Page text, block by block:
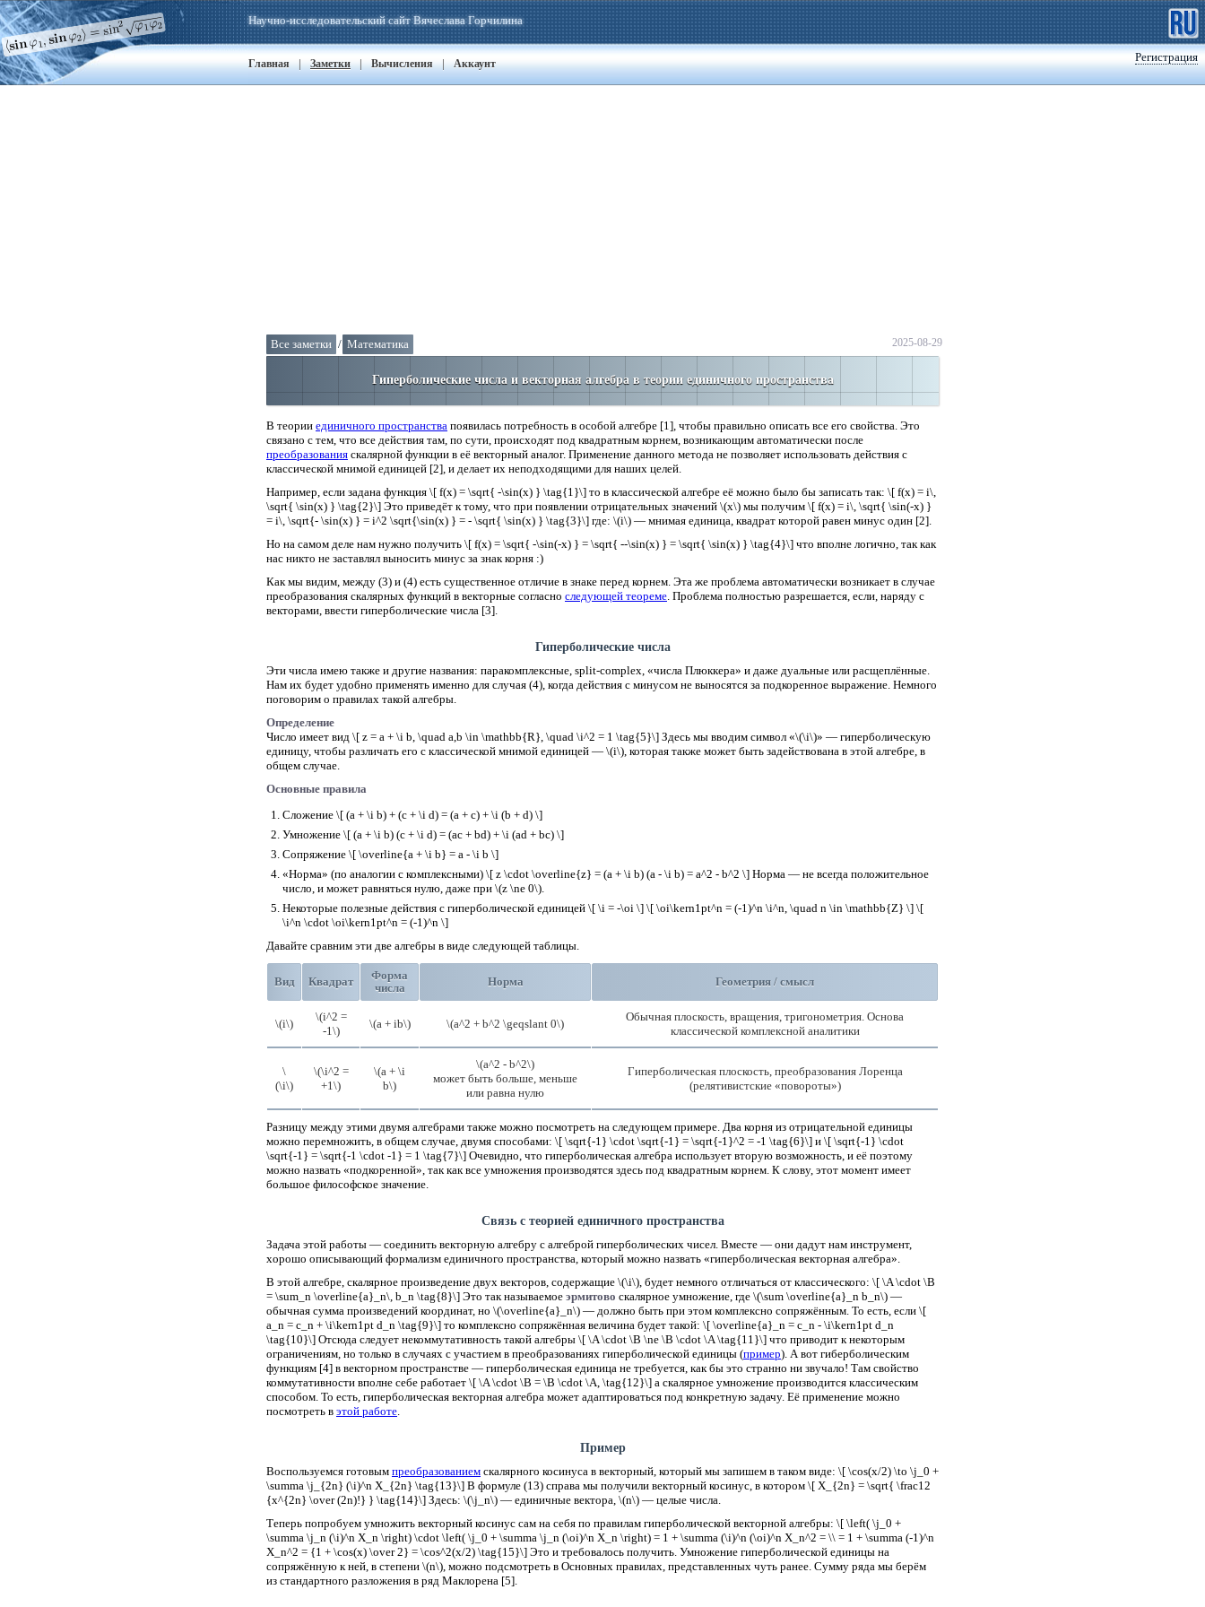
Регистрация
Научно-исследовательский сайт Вячеслава Горчилина
Главная | Заметки | Вычисления | Аккаунт
2025-08-29
Все заметки / Математика
Гиперболические числа и векторная алгебра в теории единичного пространства
В теории единичного пространства появилась потребность в особой алгебре [1], чтобы правильно описать все его свойства. Это
связано с тем, что все действия там, по сути, происходят под квадратным корнем, возникающим автоматически после
преобразования скалярной функции в её векторный аналог. Применение данного метода не позволяет использовать действия с
классической мнимой единицей [2], и делает их неподходящими для наших целей.
Например, если задана функция \[ f(x) = \sqrt{ -\sin(x) } \tag{1}\] то в классической алгебре её можно было бы записать так: \[ f(x) = i\,
\sqrt{ \sin(x) } \tag{2}\] Это приведёт к тому, что при появлении отрицательных значений \(x\) мы получим \[ f(x) = i\, \sqrt{ \sin(-x) }
= i\, \sqrt{- \sin(x) } = i^2 \sqrt{\sin(x) } = - \sqrt{ \sin(x) } \tag{3}\] где: \(i\) — мнимая единица, квадрат которой равен минус один [2].
Но на самом деле нам нужно получить \[ f(x) = \sqrt{ -\sin(-x) } = \sqrt{ --\sin(x) } = \sqrt{ \sin(x) } \tag{4}\] что вполне логично, так как
нас никто не заставлял выносить минус за знак корня :)
Как мы видим, между (3) и (4) есть существенное отличие в знаке перед корнем. Эта же проблема автоматически возникает в случае
преобразования скалярных функций в векторные согласно следующей теореме . Проблема полностью разрешается, если, наряду с
векторами, ввести гиперболические числа [3].
Гиперболические числа
Эти числа имею также и другие названия: паракомплексные, split-complex, «числа Плюккера» и даже дуальные или расщеплённые.
Нам их будет удобно применять именно для случая (4), когда действия с минусом не выносятся за подкоренное выражение. Немного
поговорим о правилах такой алгебры.
Определение
Число имеет вид \[ z = a + \i b, \quad a,b \in \mathbb{R}, \quad \i^2 = 1 \tag{5}\] Здесь мы вводим символ «\(\i\)» — гиперболическую
единицу, чтобы различать его с классической мнимой единицей — \(i\), которая также может быть задействована в этой алгебре, в
общем случае.
Основные правила
Сложение \[ (a + \i b) + (c + \i d) = (a + c) + \i (b + d) \]
Умножение \[ (a + \i b) (c + \i d) = (ac + bd) + \i (ad + bc) \]
Сопряжение \[ \overline{a + \i b} = a - \i b \]
«Норма» (по аналогии с комплексными) \[ z \cdot \overline{z} = (a + \i b) (a - \i b) = a^2 - b^2 \] Норма — не всегда положительное
число, и может равняться нулю, даже при \(z \ne 0\).
Некоторые полезные действия с гиперболической единицей \[ \i = -\oi \] \[ \oi\kern1pt^n = (-1)^n \i^n, \quad n \in \mathbb{Z} \] \[
\i^n \cdot \oi\kern1pt^n = (-1)^n \]
Давайте сравним эти две алгебры в виде следующей таблицы.
Вид Квадрат
Форма
числа
Норма Геометрия / смысл
\(i\)
\(i^2 =
-1\)
\(a + ib\) \(a^2 + b^2 \geqslant 0\)
Обычная плоскость, вращения, тригонометрия. Основа
классической комплексной аналитики
\
(\i\)
\(\i^2 =
+1\)
\(a + \i
b\)
\(a^2 - b^2\)
может быть больше, меньше
или равна нулю
Гиперболическая плоскость, преобразования Лоренца
(релятивистские «повороты»)
Разницу между этими двумя алгебрами также можно посмотреть на следующем примере. Два корня из отрицательной единицы
можно перемножить, в общем случае, двумя способами: \[ \sqrt{-1} \cdot \sqrt{-1} = \sqrt{-1}^2 = -1 \tag{6}\] и \[ \sqrt{-1} \cdot
\sqrt{-1} = \sqrt{-1 \cdot -1} = 1 \tag{7}\] Очевидно, что гиперболическая алгебра использует вторую возможность, и её поэтому
можно назвать «подкоренной», так как все умножения производятся здесь под квадратным корнем. К слову, этот момент имеет
большое философское значение.
Связь с теорией единичного пространства
Задача этой работы — соединить векторную алгебру с алгеброй гиперболических чисел. Вместе — они дадут нам инструмент,
хорошо описывающий формализм единичного пространства, который можно назвать «гиперболическая векторная алгебра».
В этой алгебре, скалярное произведение двух векторов, содержащие \(\i\), будет немного отличаться от классического: \[ \A \cdot \B
= \sum_n \overline{a}_n\, b_n \tag{8}\] Это так называемое эрмитово скалярное умножение, где \(\sum \overline{a}_n b_n\) —
обычная сумма произведений координат, но \(\overline{a}_n\) — должно быть при этом комплексно сопряжённым. То есть, если \[
a_n = c_n + \i\kern1pt d_n \tag{9}\] то комплексно сопряжённая величина будет такой: \[ \overline{a}_n = c_n - \i\kern1pt d_n
\tag{10}\] Отсюда следует некоммутативность такой алгебры \[ \A \cdot \B \ne \B \cdot \A \tag{11}\] что приводит к некоторым
ограничениям, но только в случаях с участием в преобразованиях гиперболической единицы (пример). А вот гиберболическим
функциям [4] в векторном пространстве — гиперболическая единица не требуется, как бы это странно ни звучало! Там свойство
коммутативности вполне себе работает \[ \A \cdot \B = \B \cdot \A, \tag{12}\] а скалярное умножение производится классическим
способом. То есть, гиперболическая векторная алгебра может адаптироваться под конкретную задачу. Её применение можно
посмотреть в этой работе
Пример
Воспользуемся готовым преобразованием скалярного косинуса в векторный, который мы запишем в таком виде: \[ \cos(x/2) \to \j_0 +
\summa \j_{2n} (\i)^n X_{2n} \tag{13}\] В формуле (13) справа мы получили векторный косинус, в котором \[ X_{2n} = \sqrt{ \frac12
{x^{2n} \over (2n)!} } \tag{14}\] Здесь: \(\j_n\) — единичные вектора, \(n\) — целые числа.
Теперь попробуем умножить векторный косинус сам на себя по правилам гиперболической векторной алгебры: \[ \left( \j_0 +
\summa \j_n (\i)^n X_n \right) \cdot \left( \j_0 + \summa \j_n (\oi)^n X_n \right) = 1 + \summa (\i)^n (\oi)^n X_n^2 = \\ = 1 + \summa (-1)^n
X_n^2 = {1 + \cos(x) \over 2} = \cos^2(x/2) \tag{15}\] Это и требовалось получить. Умножение гиперболической единицы на
сопряжённую к ней, в степени \(n\), можно подсмотреть в Основных правилах, представленных чуть ранее. Сумму ряда мы берём
из стандартного разложения в ряд Маклорена [5].